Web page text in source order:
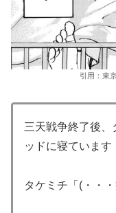
引用：東
三天戦争終了後、
ッドに寝ています
タケミチ「(・・